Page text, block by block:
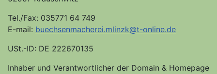
Tel./Fax: 035771 64 749
E-mail: buechsenmacherei.mlinzk@t-online.de
USt.-ID: DE 222670135
Inhaber und Verantwortlicher der Domain & Homepage